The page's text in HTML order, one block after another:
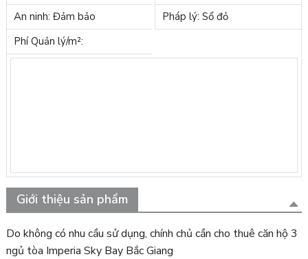
An ninh: Đảm bảo
Pháp lý: Sổ đỏ
Phí Quản lý/m²:
Giới thiệu sản phẩm
Do không có nhu cầu sử dụng, chính chủ cần cho thuê căn hộ 3
ngủ tòa Imperia Sky Bay Bắc Giang